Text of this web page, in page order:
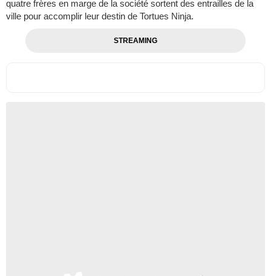
quatre frères en marge de la société sortent des entrailles de la
ville pour accomplir leur destin de Tortues Ninja.
STREAMING